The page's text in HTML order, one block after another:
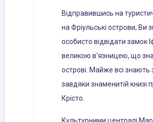
Відправившись на
на Фріульські острови, Ви
особисто відвідати замок
великою в'язницею, що
острові. Майже всі знають
завдяки знаменитій книзі
Крісто.